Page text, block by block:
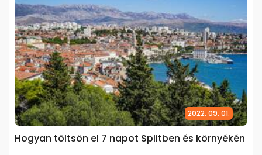
2022. 09. 01.
Hogyan töltsön el 7 napot Splitben és környékén